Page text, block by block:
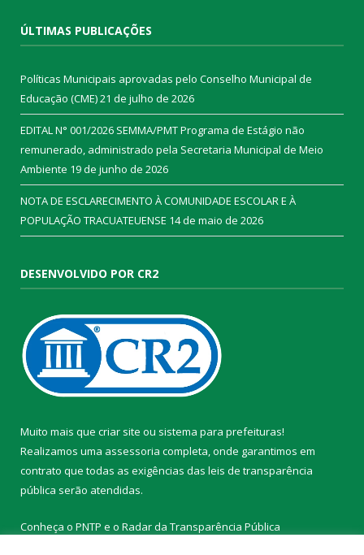
ÚLTIMAS PUBLICAÇÕES
Políticas Municipais aprovadas pelo Conselho Municipal de
Educação (CME)21 de julho de 2026
EDITAL N° 001/2026 SEMMA/PMT Programa de Estágio não
remunerado, administrado pela Secretaria Municipal de Meio
Ambiente 19 de junho de 2026
NOTA DE ESCLARECIMENTO À COMUNIDADE ESCOLAR E À
POPULAÇÃO TRACUATEUENSE 14 de maio de 2026
DESENVOLVIDO POR CR2
Muito mais que criar site ou sistema para prefeituras!
Realizamos uma assessoria completa, onde garantimos em
contrato que todas as exigências das leis de transparência
pública serão atendidas.
Conheça o PNTP e o Radar da Transparência Pública